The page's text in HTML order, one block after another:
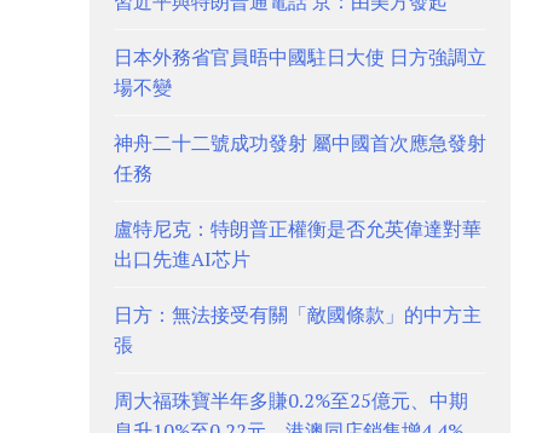
日本外務省官員晤中國駐日大使 日方強調立
場不變
神舟二十二號成功發射 屬中國首次應急發射
任務
盧特尼克：特朗普正權衡是否允英偉達對華
出口先進AI芯片
日方：無法接受有關「敵國條款」的中方主
張
周大福珠寶半年多賺0.2%至25億元、中期